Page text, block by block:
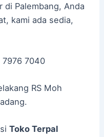
Palembang, Anda
kami ada sedia,
7976 7040
RS Moh
Toko Terpal